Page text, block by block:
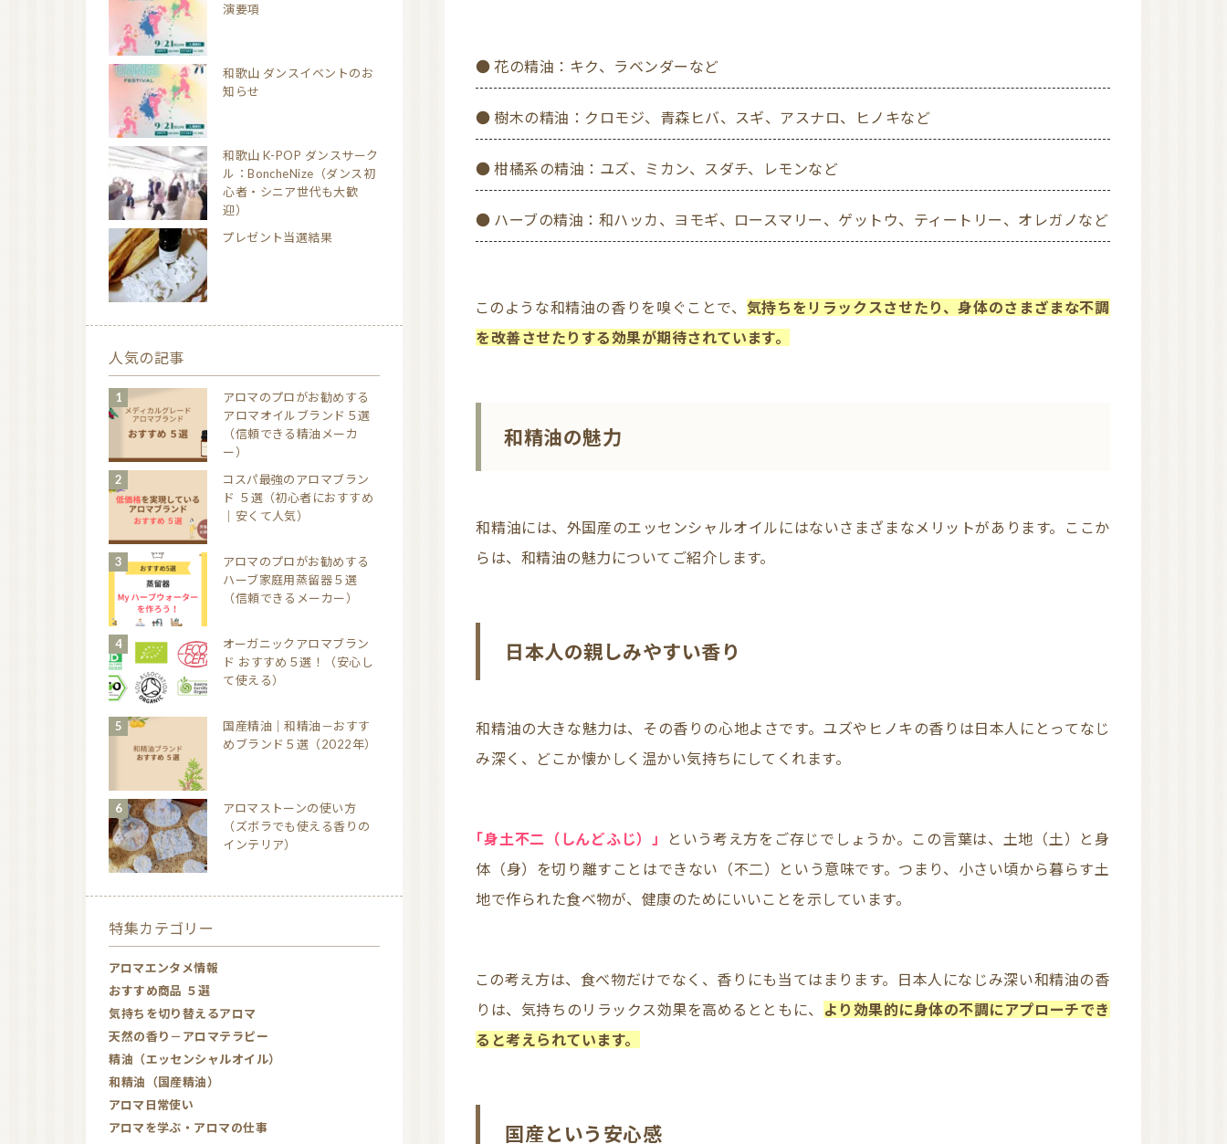
● 花の精油：キク、ラベンダーなど
● 樹木の精油：クロモジ、青森ヒバ、スギ、アスナロ、ヒノキなど
● 柑橘系の精油：ユズ、ミカン、スダチ、レモンなど
● ハーブの精油：和ハッカ、ヨモギ、ロースマリー、ゲットウ、ティートリー、オレガノなど
このような和精油の香りを嗅ぐことで、 気持ちをリラックスさせたり、身体のさまざまな不調
を改善させたりする効果が期待されています。
和精油の魅力
和精油には、外国産のエッセンシャルオイルにはないさまざまなメリットがあります。ここか
らは、和精油の魅力についてご紹介します。
日本人の親しみやすい香り
和精油の大きな魅力は、その香りの心地よさです。ユズやヒノキの香りは日本人にとってなじ
み深く、どこか懐かしく温かい気持ちにしてくれます。
「身土不二（しんどふじ）」
という考え方をご存じでしょうか。この言葉は、土地（土）と身
体（身）を切り離すことはできない（不二）という意味です。つまり、小さい頃から暮らす土
地で作られた食べ物が、健康のためにいいことを示しています。
この考え方は、食べ物だけでなく、香りにも当てはまります。日本人になじみ深い和精油の香
りは、気持ちのリラックス効果を高めるとともに、
より効果的に身体の不調にアプローチでき
ると考えられています。
国産という安心感
演要項
和歌山 ダンスイベントのお
知らせ
和歌山 K-POP ダンスサーク
ル：BoncheNize（ダンス初
心者・シニア世代も大歓
迎）
プレゼント当選結果
人気の記事
アロマのプロがお勧めする
アロマオイルブランド５選
（信頼できる精油メーカ
ー）
コスパ最強のアロマブラン
ド ５選（初心者におすすめ
｜安くて人気）
アロマのプロがお勧めする
ハーブ家庭用蒸留器５選
（信頼できるメーカー）
オーガニックアロマブラン
ド おすすめ５選！（安心し
て使える）
国産精油｜和精油－おすす
めブランド５選（2022年）
アロマストーンの使い方
（ズボラでも使える香りの
インテリア）
特集カテゴリー
アロマエンタメ情報
おすすめ商品 ５選
気持ちを切り替えるアロマ
天然の香り－アロマテラピー
精油（エッセンシャルオイル）
和精油（国産精油）
アロマ日常使い
アロマを学ぶ・アロマの仕事